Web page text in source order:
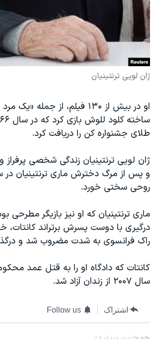
ژان لویی ترنتینیان
او در بیش از ۱۳۰ فیلم، از جمله
طلای جشنواره کن را دریافت کرد.
ژان لویی ترنتینیان زندگی شخصی
روحی سختی خورد.
ماری ترنتینیان که او نیز بازیگر مطرحی
درگیری با دوست پسرش برتراند کانتات،
راک فرانسوی به شدت مضروب شد و
کانتات که دادگاه او را به قتل عمد
سال ۲۰۰۷ از زندان آزاد شد.
اشتراک Follow us